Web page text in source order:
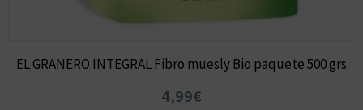
EL GRANERO INTEGRAL Fibro muesly Bio paquete 500 grs
4,99€